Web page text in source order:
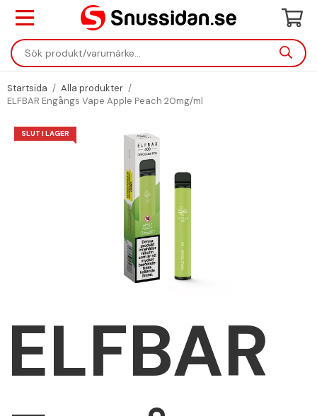
Startsida / Alla produkter /
ELFBAR Engångs Vape Apple Peach 20mg/ml
SLUT I LAGER
ELFBAR